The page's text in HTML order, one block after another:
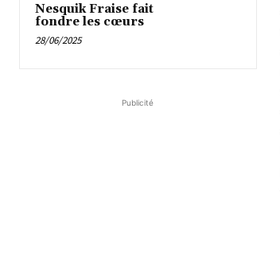
Nesquik Fraise fait
fondre les cœurs
28/06/2025
Publicité